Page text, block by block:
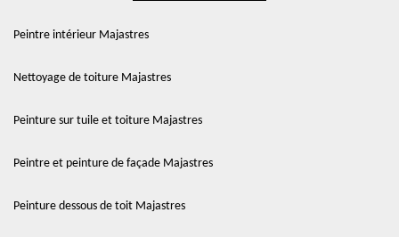
Peintre intérieur Majastres
Nettoyage de toiture Majastres
Peinture sur tuile et toiture Majastres
Peintre et peinture de façade Majastres
Peinture dessous de toit Majastres